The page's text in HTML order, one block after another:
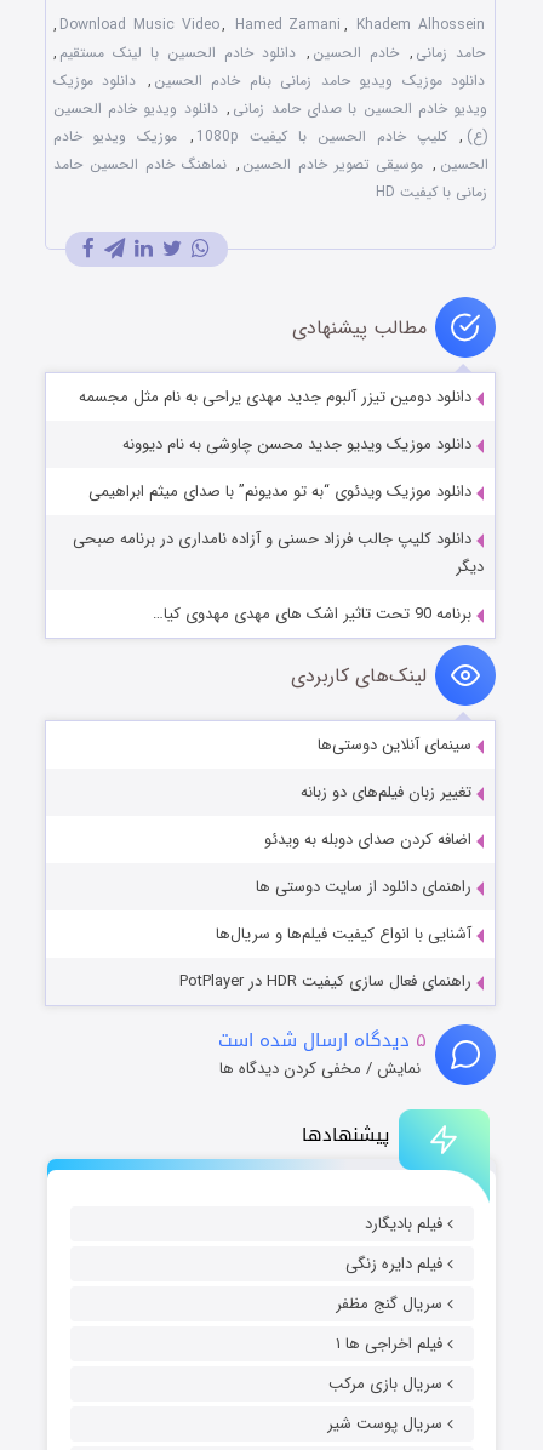
پیشنهادها
فیلم بادیگارد
فیلم دایره زنگی
سریال گنج مظفر
فیلم اخراجی ها ۱
سریال بازی مرکب
سریال پوست شیر
Download Music Video, Hamed Zamani , Khadem Alhossein
,
حامد زمانی , خادم الحسین , دانلود خادم الحسین با لینک مستقیم ,
دانلود موزیک ویدیو حامد زمانی بنام خادم الحسین , دانلود موزیک
ویدیو خادم الحسین با صدای حامد زمانی , دانلود ویدیو خادم الحسین
(ع) , کلیپ خادم الحسین با کیفیت 1080p , موزیک ویدیو خادم
الحسین , موسیقی تصویر خادم الحسین , نماهنگ خادم الحسین حامد
زمانی با کیفیت HD
مطالب پیشنهادی
دانلود دومین تیزر آلبوم جدید مهدی یراحی به نام مثل مجسمه
دانلود موزیک ویدیو جدید محسن چاوشی به نام دیوونه
دانلود موزیک ویدئوی “به تو مدیونم” با صدای میثم ابراهیمی
دانلود کلیپ جالب فرزاد حسنی و آزاده نامداری در برنامه صبحی
دیگر
برنامه 90 تحت تاثیر اشک های مهدی مهدوی کیا…
لینک‌های کاربردی
سینمای آنلاین دوستی‌ها
تغییر زبان فیلم‌های دو زبانه
اضافه کردن صدای دوبله به ویدئو
راهنمای دانلود از سایت دوستی ها
آشنایی با انواع کیفیت فیلم‌ها و سریال‌ها
راهنمای فعال سازی کیفیت HDR در PotPlayer
۵ دیدگاه ارسال شده است
نمایش / مخفی کردن دیدگاه ها